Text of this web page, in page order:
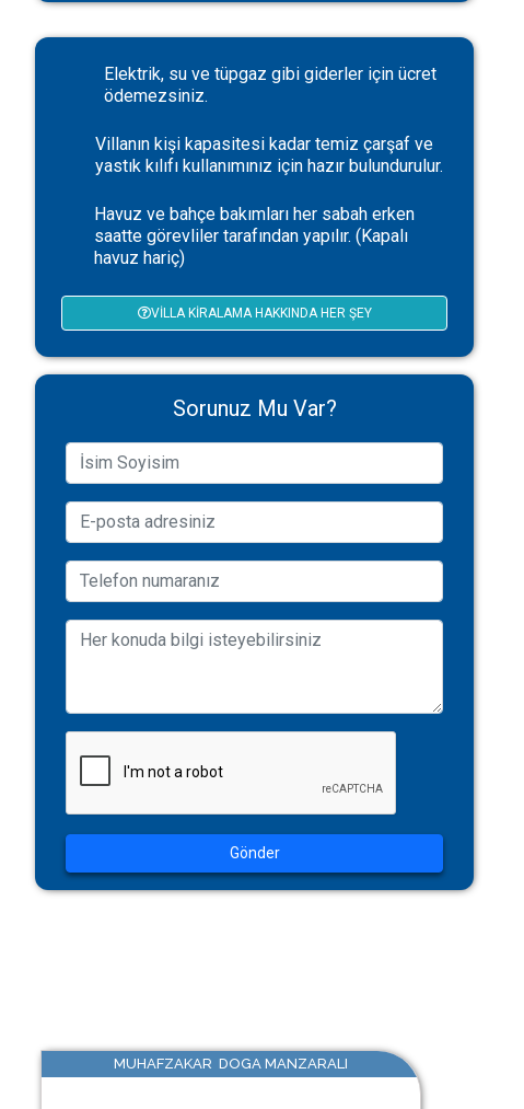
Elektrik, su ve tüpgaz gibi giderler için ücret
ödemezsiniz.
Villanın kişi kapasitesi kadar temiz çarşaf ve
yastık kılıfı kullanımınız için hazır bulundurulur.
Havuz ve bahçe bakımları her sabah erken
saatte görevliler tarafından yapılır. (Kapalı
havuz hariç)
VILLA KIRALAMA HAKKINDA HER ŞEY
Sorunuz Mu Var?
Gönder
MUHAFZAKAR DOGA MANZARALI